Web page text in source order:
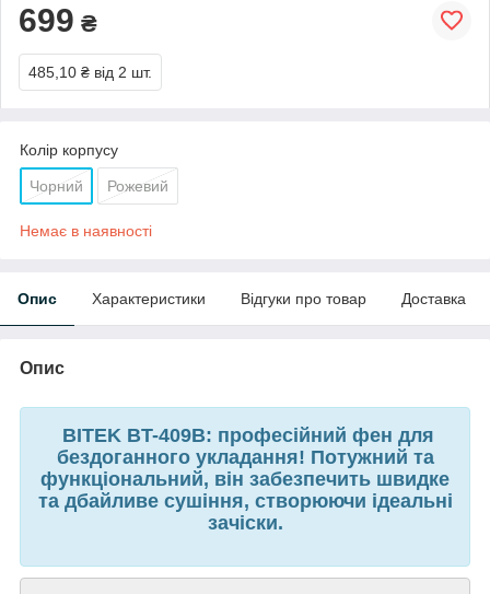
699 ₴
485,10 ₴ від 2 шт.
Колір корпусу
Чорний Рожевий
Немає в наявності
Опис Характеристики Відгуки про товар Доставка
Опис
BITEK BT-409B: професійний фен для
бездоганного укладання! Потужний та
функціональний, він забезпечить швидке
та дбайливе сушіння, створюючи ідеальні
зачіски.